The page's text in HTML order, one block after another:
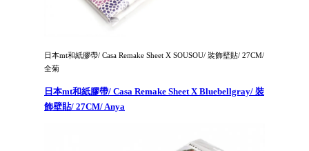
日本mt和紙膠帶/ Casa Remake Sheet X SOUSOU/ 裝飾壁貼/ 27CM/
全菊
日本mt和紙膠帶/ Casa Remake Sheet X Bluebellgray/ 裝
飾壁貼/ 27CM/ Anya